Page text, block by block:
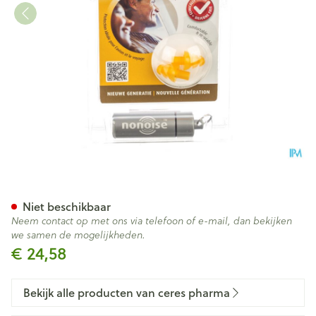
€ 24,58
Niet beschikbaar
Neem contact op met ons via telefoon of e-mail, dan bekijken
we samen de mogelijkheden.
Bekijk alle producten van ceres pharma